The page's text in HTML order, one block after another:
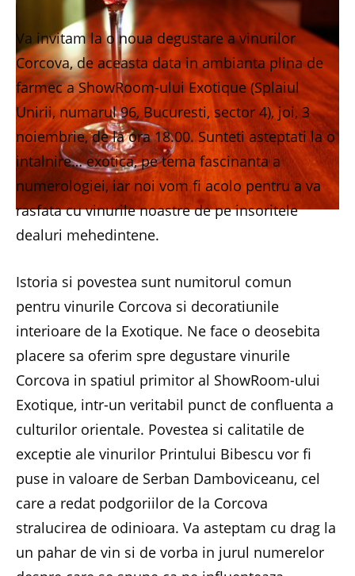
Va invitam la o noua degustare a vinurilor
Corcova, de aceasta data in ambianta plina de
farmec a ShowRoom-ului Exotique (Splaiul
Unirii, numarul 96, Bucuresti, sector 4), joi, 3
noiembrie, de la ora 18.00. Sunteti asteptati la o
intalnire… exotica, pe tema fascinanta a
numerologiei, iar noi vom fi acolo pentru a va
rasfata cu vinurile noastre de pe insoritele
dealuri mehedintene.
Istoria si povestea sunt numitorul comun
pentru vinurile Corcova si decoratiunile
interioare de la Exotique. Ne face o deosebita
placere sa oferim spre degustare vinurile
Corcova in spatiul primitor al ShowRoom-ului
Exotique, intr-un veritabil punct de confluenta a
culturilor orientale. Povestea si calitatile de
exceptie ale vinurilor Printului Bibescu vor fi
puse in valoare de Serban Damboviceanu, cel
care a redat podgoriilor de la Corcova
stralucirea de odinioara. Va asteptam cu drag la
un pahar de vin si de vorba in jurul numerelor